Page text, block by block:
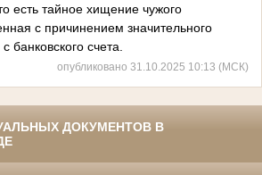
есть тайное хищение чужого
с причинением значительного
банковского счета.
опубликовано 31.10.2025 10:13 (МСК)
ДОКУМЕНТОВ В